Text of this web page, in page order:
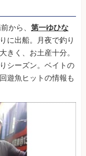
から、 第一ゆひな
に出船。月夜で釣り
きく、お土産十分。
シーズン。ベイトの
遊魚ヒットの情報も